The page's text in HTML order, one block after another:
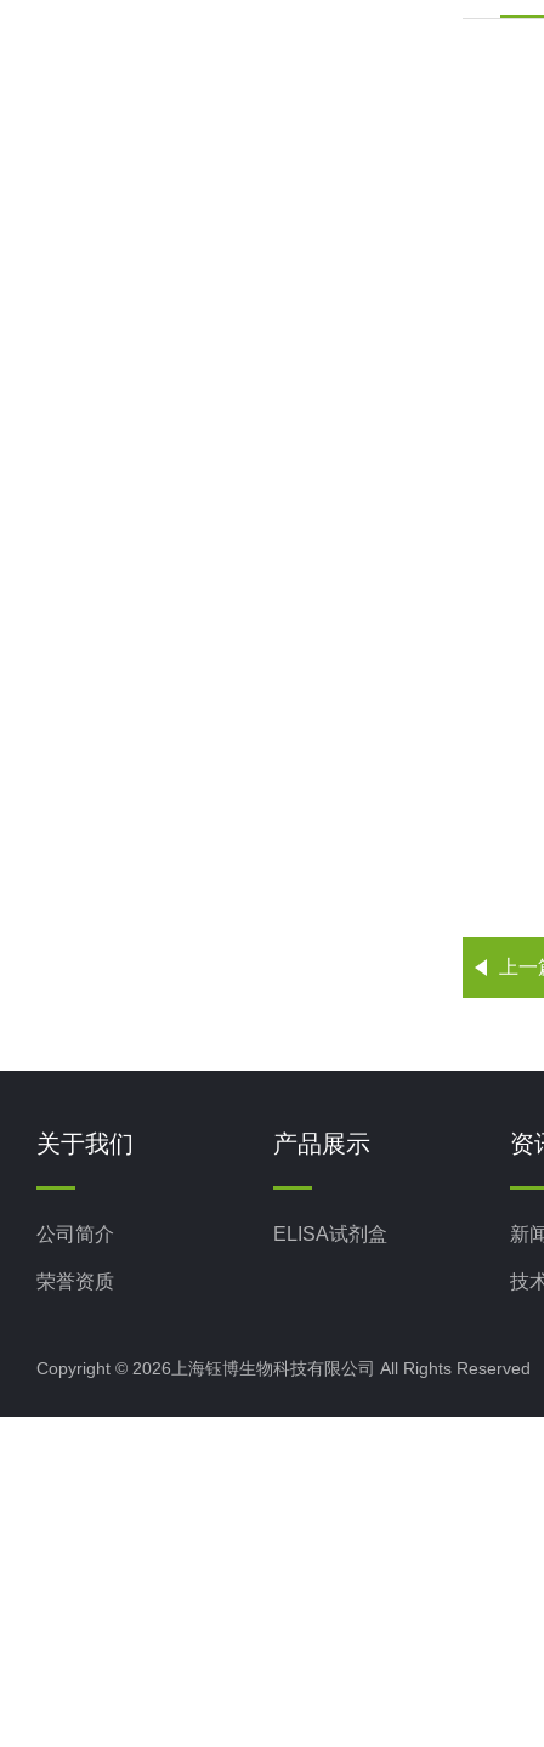
上
关于我们
公司简介
荣誉资质
产品展示
ELISA试剂盒
资
新
技
Copyright © 2026上海钰博生物科技有限公司 All Rights